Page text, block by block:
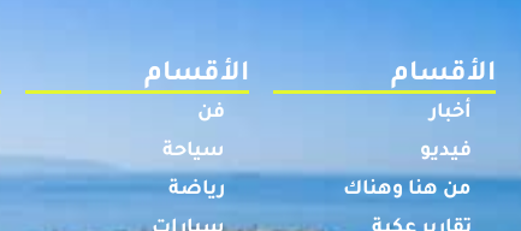
الأقسام
أخبار
فيديو
من هنا وهناك
الأقسام
فن
سياحة
رياضة